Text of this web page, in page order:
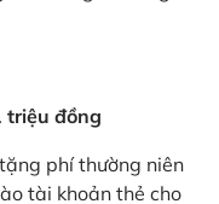
triệu đồng
phí thường niên
tài khoản thẻ cho